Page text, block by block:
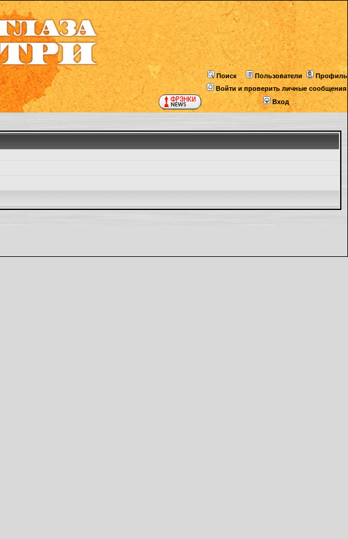
Поиск Пользователи
Профиль
Войти и проверить личные сообщения
Вход